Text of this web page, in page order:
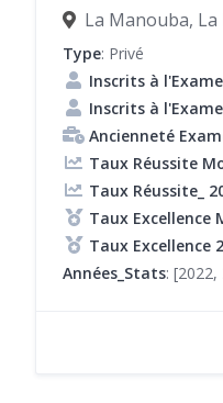
La Manouba,
Type: Privé
Inscrits à
Inscrits à
Ancienneté
Taux Réussite
Taux Réussite_
Taux Excellence
Taux Excellence
Années_Stats: [2022,